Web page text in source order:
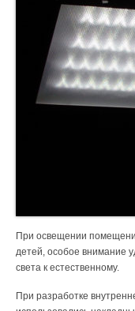
При освещении
детей, особое внимание
света к естественному.
При разработке